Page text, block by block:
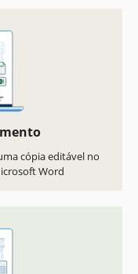
cópia editável no
Word